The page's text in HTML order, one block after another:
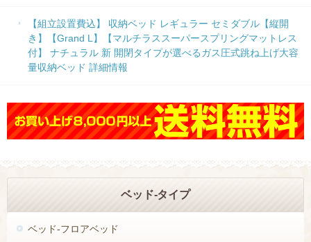
【組立設置費込】 収納ベッド レギュラー セミダブル【縦開
き】【Grand L】【マルチラススーパースプリングマットレス
付】 ナチュラル 新 開閉タイプが選べるガス圧式跳ね上げ大容
量収納ベッド 詳細情報
ベッド-タイプ
ベッド-フロアベッド